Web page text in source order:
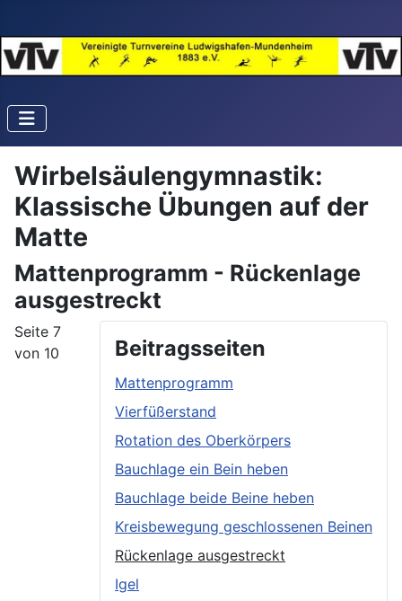
Wirbelsäulengymnastik:
Klassische Übungen auf der
Matte
Mattenprogramm - Rückenlage
ausgestreckt
Beitragsseiten
Mattenprogramm
Vierfüßerstand
Rotation des Oberkörpers
Bauchlage ein Bein heben
Bauchlage beide Beine heben
Kreisbewegung geschlossenen Beinen
Rückenlage ausgestreckt
Igel
Seite 7
von 10